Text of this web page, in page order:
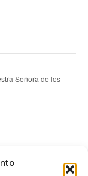
Señora de los